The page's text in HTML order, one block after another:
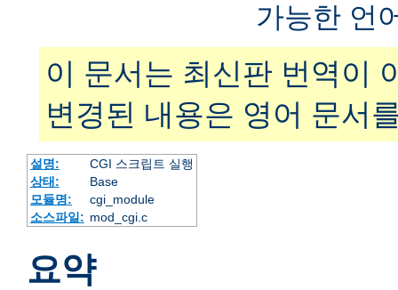
가능한 언
이 문서는 최신판 번역이
변경된 내용은 영어 문서
설명:
CGI 스크립트 실행
상태:
Base
모듈명:
cgi_module
소스파일: mod_cgi.c
요약